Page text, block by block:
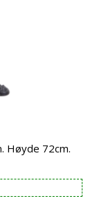
Høyde 72cm.